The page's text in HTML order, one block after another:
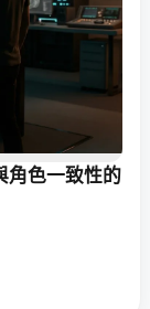
色一致性的